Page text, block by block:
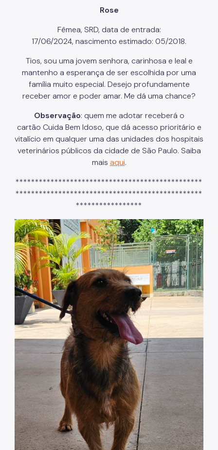
Rose
Fêmea, SRD, data de entrada:
17/06/2024, nascimento estimado: 05/2018.
Tios, sou uma jovem senhora, carinhosa e leal e
mantenho a esperança de ser escolhida por uma
família muito especial. Desejo profundamente
receber amor e poder amar. Me dá uma chance?
Observação: quem me adotar receberá o
cartão Cuida Bem Idoso, que dá acesso prioritário e
vitalício em qualquer uma das unidades dos hospitais
veterinários públicos da cidade de São Paulo. Saiba
mais aqui.
************************************************
************************************************
*****************